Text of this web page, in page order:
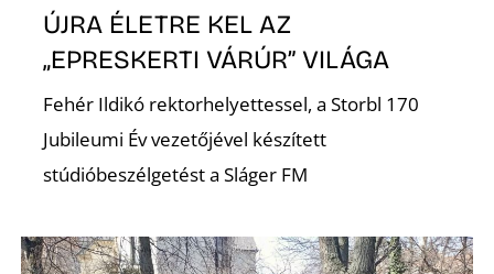
ÚJRA ÉLETRE KEL AZ
„EPRESKERTI VÁRÚR” VILÁGA
Fehér Ildikó rektorhelyettessel, a Storbl 170
Jubileumi Év vezetőjével készített
stúdióbeszélgetést a Sláger FM